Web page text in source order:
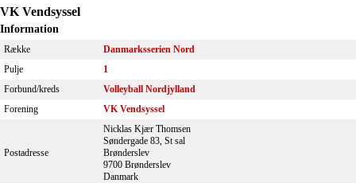
VK Vendsyssel
Information
Række
Danmarksserien Nord
Pulje
1
Forbund/kreds
Volleyball Nordjylland
Forening
VK Vendsyssel
Postadresse
Nicklas Kjær Thomsen
Søndergade 83, St sal
Brønderslev
9700 Brønderslev
Danmark